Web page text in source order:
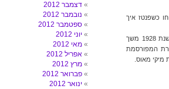
כשפנטז איך
*דמותו של חוקר הארצות צ`ארלס פ. מנץ נקראת על שמו של צ`רלס מינץ, שבשנת 1928 משך
המפורסמת
דצמבר 2012
נובמבר 2012
ספטמבר 2012
יוני 2012
מאי 2012
אפריל 2012
מרץ 2012
פברואר 2012
ינואר 2012